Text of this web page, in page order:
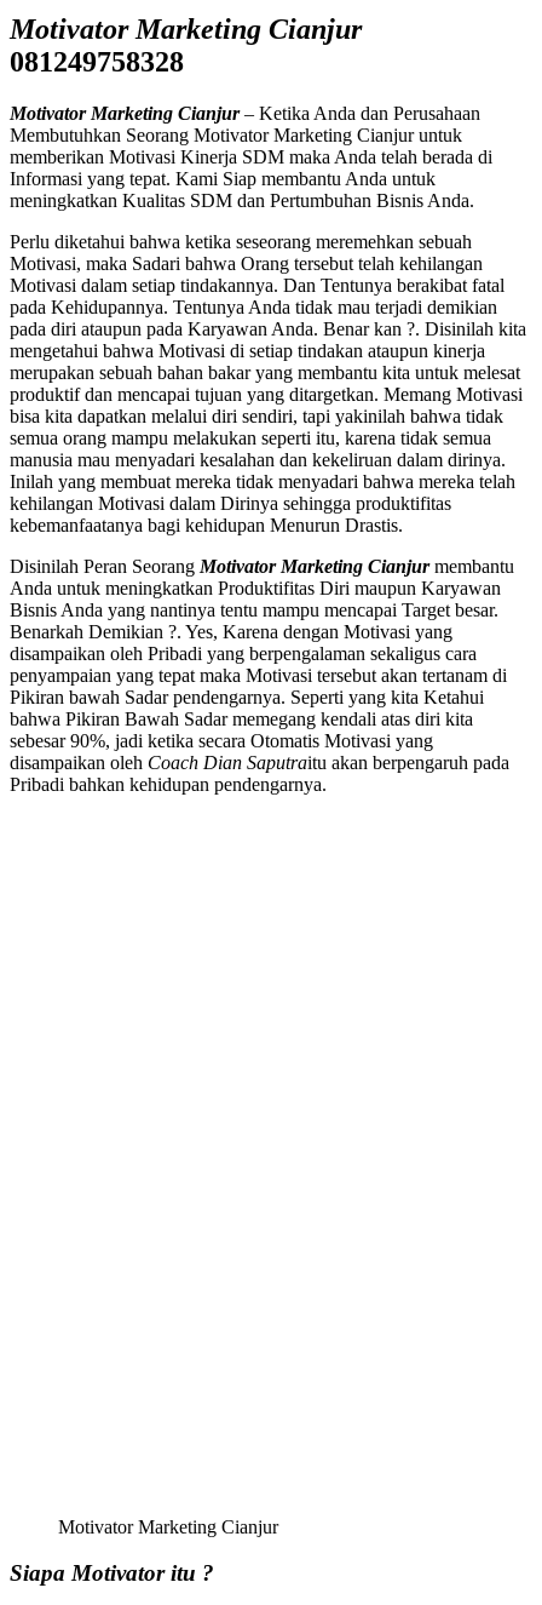
Motivator Marketing Cianjur
081249758328
Motivator Marketing Cianjur– Ketika Anda dan Perusahaan
Membutuhkan Seorang Motivator Marketing Cianjur untuk
memberikan Motivasi Kinerja SDM maka Anda telah berada di
Informasi yang tepat. Kami Siap membantu Anda untuk
meningkatkan Kualitas SDM dan Pertumbuhan Bisnis Anda.
Perlu diketahui bahwa ketika seseorang meremehkan sebuah
Motivasi, maka Sadari bahwa Orang tersebut telah kehilangan
Motivasi dalam setiap tindakannya. Dan Tentunya berakibat fatal
pada Kehidupannya. Tentunya Anda tidak mau terjadi demikian
pada diri ataupun pada Karyawan Anda. Benar kan ?. Disinilah kita
mengetahui bahwa Motivasi di setiap tindakan ataupun kinerja
merupakan sebuah bahan bakar yang membantu kita untuk melesat
produktif dan mencapai tujuan yang ditargetkan. Memang Motivasi
bisa kita dapatkan melalui diri sendiri, tapi yakinilah bahwa tidak
semua orang mampu melakukan seperti itu, karena tidak semua
manusia mau menyadari kesalahan dan kekeliruan dalam dirinya.
Inilah yang membuat mereka tidak menyadari bahwa mereka telah
kehilangan Motivasi dalam Dirinya sehingga produktifitas
kebemanfaatanya bagi kehidupan Menurun Drastis.
Disinilah Peran Seorang Motivator Marketing Cianjurmembantu
Anda untuk meningkatkan Produktifitas Diri maupun Karyawan
Bisnis Anda yang nantinya tentu mampu mencapai Target besar.
Benarkah Demikian ?. Yes, Karena dengan Motivasi yang
disampaikan oleh Pribadi yang berpengalaman sekaligus cara
penyampaian yang tepat maka Motivasi tersebut akan tertanam di
Pikiran bawah Sadar pendengarnya. Seperti yang kita Ketahui
bahwa Pikiran Bawah Sadar memegang kendali atas diri kita
sebesar 90%, jadi ketika secara Otomatis Motivasi yang
disampaikan oleh Coach Dian Saputraitu akan berpengaruh pada
Pribadi bahkan kehidupan pendengarnya.
Motivator Marketing Cianjur
Siapa Motivator itu ?